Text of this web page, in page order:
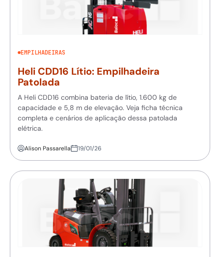
EMPILHADEIRAS
Heli CDD16 Lítio: Empilhadeira
Patolada
A Heli CDD16 combina bateria de lítio, 1.600 kg de
capacidade e 5,8 m de elevação. Veja ficha técnica
completa e cenários de aplicação dessa patolada
elétrica.
Alison Passarella 19/01/26